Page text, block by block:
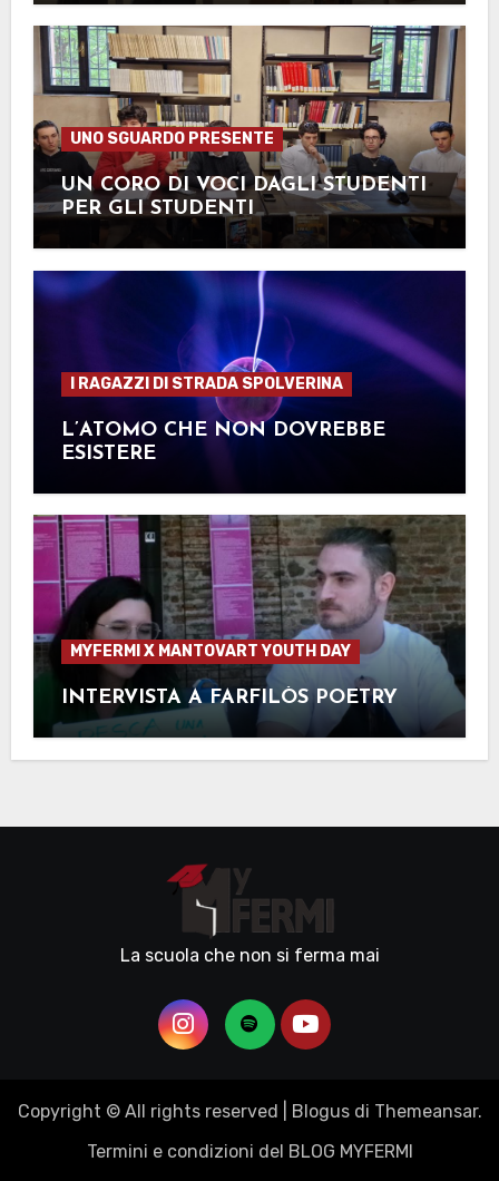
UNO SGUARDO PRESENTE
UN CORO DI VOCI DAGLI STUDENTI
PER GLI STUDENTI
I RAGAZZI DI STRADA SPOLVERINA
L’ATOMO CHE NON DOVREBBE
ESISTERE
MYFERMI X MANTOVART YOUTH DAY
INTERVISTA A FARFILÒS POETRY
La scuola che non si ferma mai
Copyright © All rights reserved Blogusdi Themeansar.
Termini e condizioni del BLOG MYFERMI